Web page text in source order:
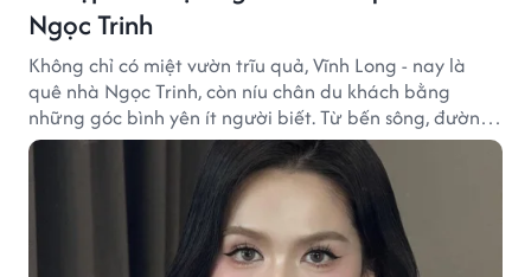
Ngọc Trinh
Không chỉ có miệt vườn trĩu quả, Vĩnh Long - nay là
quê nhà Ngọc Trinh, còn níu chân du khách bằng
những góc bình yên ít người biết. Từ bến sông, đường
quê đến nhịp sống chậm rãi, tất cả tạo nên sức hút rất
riêng của vùng đất miền Tây.